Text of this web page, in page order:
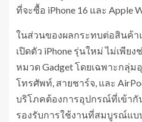
ที่จะซื้อ iPhone 16 และ Apple
ในส่วนของผลกระทบต่อสินค้
เปิดตัว iPhone รุ่นใหม่ ไม่เพีย
หมวด Gadget โดยเฉพาะกลุ่ม
โทรศัพท์, สายชาร์จ, และ
บริโภคต้องการอุปกรณ์ที่เข้ากั
รองรับการใช้งานที่สมบูรณ์แบ